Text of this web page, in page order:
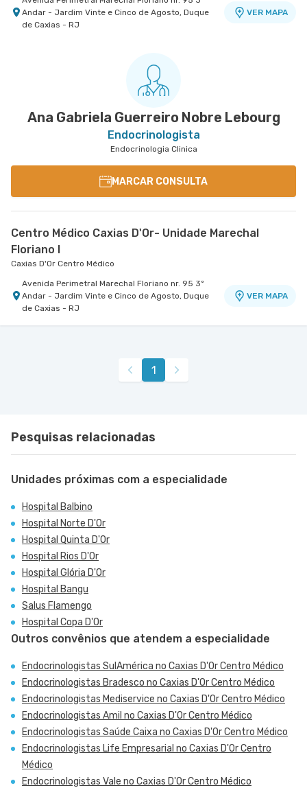
Andar - Jardim Vinte e Cinco de Agosto, Duque
de Caxias - RJ
VER MAPA
Ana Gabriela Guerreiro Nobre Lebourg
Endocrinologista
Endocrinologia Clinica
MARCAR CONSULTA
Centro Médico Caxias D'Or- Unidade Marechal
Floriano I
Caxias D'Or Centro Médico
Avenida Perimetral Marechal Floriano nr. 95 3º
Andar - Jardim Vinte e Cinco de Agosto, Duque
de Caxias - RJ
VER MAPA
1
Pesquisas relacionadas
Unidades próximas com a especialidade
Hospital Balbino
Hospital Norte D'Or
Hospital Quinta D'Or
Hospital Rios D'Or
Hospital Glória D'Or
Hospital Bangu
Salus Flamengo
Hospital Copa D'Or
Outros convênios que atendem a especialidade
Endocrinologistas SulAmérica no Caxias D'Or Centro Médico
Endocrinologistas Bradesco no Caxias D'Or Centro Médico
Endocrinologistas Mediservice no Caxias D'Or Centro Médico
Endocrinologistas Amil no Caxias D'Or Centro Médico
Endocrinologistas Saúde Caixa no Caxias D'Or Centro Médico
Endocrinologistas Life Empresarial no Caxias D'Or Centro
Médico
Endocrinologistas Vale no Caxias D'Or Centro Médico